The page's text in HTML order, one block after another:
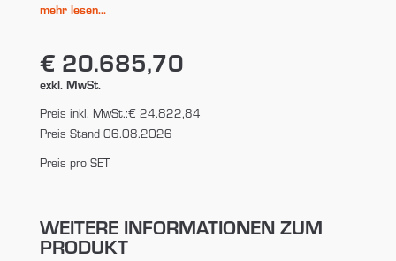
mehr lesen...
€ 20.685,70
exkl. MwSt.
Preis inkl. MwSt.:€ 24.822,84
Preis Stand 06.08.2026
Preis pro SET
WEITERE INFORMATIONEN ZUM
PRODUKT